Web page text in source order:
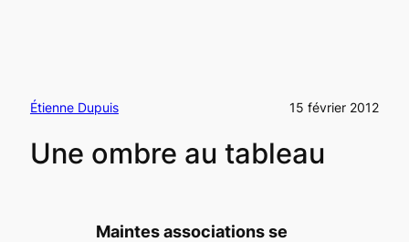
Étienne Dupuis 15 février 2012
Une ombre au tableau
Maintes associations se